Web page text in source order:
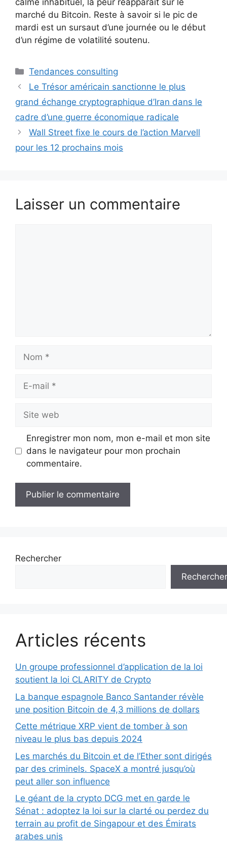
marché du Bitcoin. Reste à savoir si le pic de
mardi est un sursaut d’une journée ou le début
d’un régime de volatilité soutenu.
Catégories
Tendances consulting
Le Trésor américain sanctionne le plus
grand échange cryptographique d’Iran dans le
cadre d’une guerre économique radicale
Wall Street fixe le cours de l’action Marvell
pour les 12 prochains mois
Laisser un commentaire
mail
web
Enregistrer mon nom, mon e-mail et mon site
dans le navigateur pour mon prochain
commentaire.
Rechercher
Rechercher
Articles récents
Un groupe professionnel d’application de la loi
soutient la loi CLARITY de Crypto
La banque espagnole Banco Santander révèle
une position Bitcoin de 4,3 millions de dollars
Cette métrique XRP vient de tomber à son
niveau le plus bas depuis 2024
Les marchés du Bitcoin et de l’Ether sont dirigés
par des criminels. SpaceX a montré jusqu’où
peut aller son influence
Le géant de la crypto DCG met en garde le
Sénat : adoptez la loi sur la clarté ou perdez du
terrain au profit de Singapour et des Émirats
arabes unis